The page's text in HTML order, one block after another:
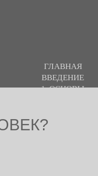
ГЛАВНАЯ
ВВЕДЕНИЕ
1. ОСНОВЫ
2. ОБРАЗ БУДУЩЕГО
О ПРОЕКТЕ